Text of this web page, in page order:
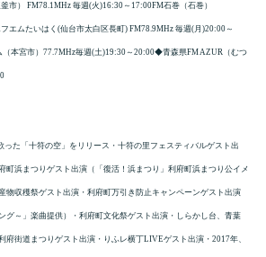
市） FM78.1MHz 毎週(火)16:30～17:00FM石巻（石巻）
エムたいはく(仙台市太白区長町) FM78.9MHz 毎週(月)20:00～
本宮市）77.7MHz毎週(土)19:30～20:00◆青森県FM AZUR（むつ
た「十符の空」をリリース・十符の里フェスティバルゲスト出
町浜まつりゲスト出演（「復活！浜まつり」利府町浜まつり公イメ
物収穫祭ゲスト出演・利府町万引き防止キャンペーンゲスト出演
グ～」楽曲提供）・利府町文化祭ゲスト出演・しらかし台、青葉
府街道まつりゲスト出演・りふレ横丁LIVEゲスト出演・2017年、